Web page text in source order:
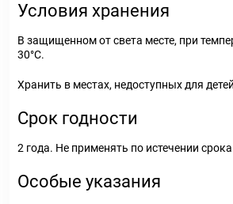
Условия хранения
В защищенном от света месте, при
30°С.
Хранить в местах, недоступных для
Срок годности
2 года. Не применять по истечении
Особые указания